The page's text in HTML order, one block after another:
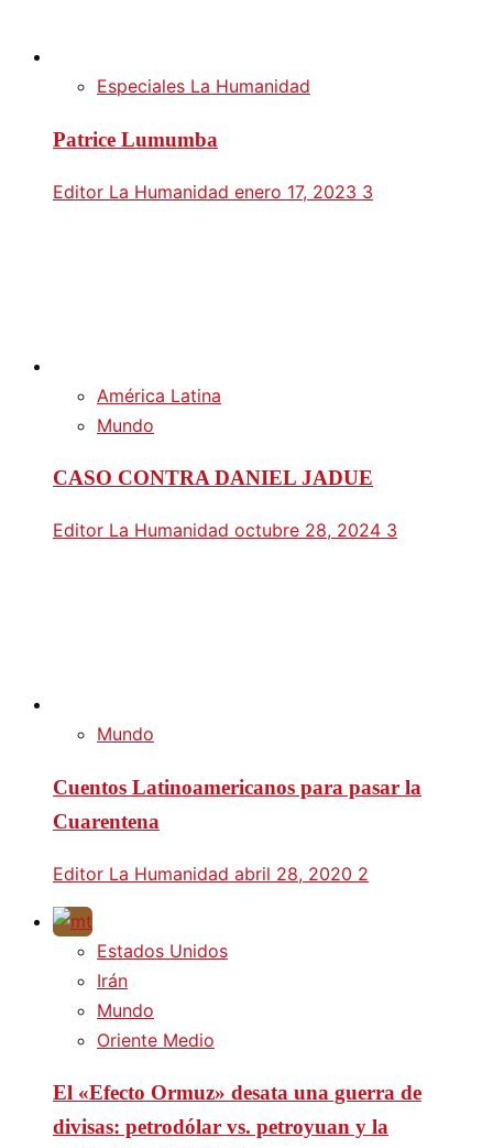
Especiales La Humanidad
Patrice Lumumba
Editor La Humanidad enero 17, 2023 3
América Latina
Mundo
CASO CONTRA DANIEL JADUE
Editor La Humanidad octubre 28, 2024 3
Mundo
Cuentos Latinoamericanos para pasar la
Cuarentena
Editor La Humanidad abril 28, 2020 2
Estados Unidos
Irán
Mundo
Oriente Medio
El «Efecto Ormuz» desata una guerra de
divisas: petrodólar vs. petroyuan y la